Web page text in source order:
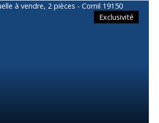
Exclusivité